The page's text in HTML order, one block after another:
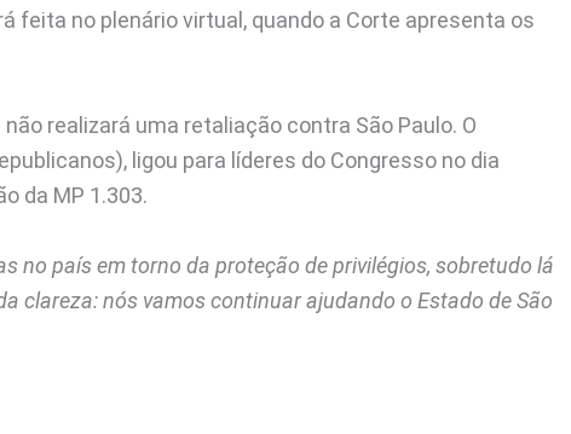
feita no plenário virtual, quando a Corte apresenta os
realizará uma retaliação contra São Paulo. O
ligou para líderes do Congresso no dia
da MP 1.303.
no país em torno da proteção de privilégios, sobretudo lá
clareza: nós vamos continuar ajudando o Estado de São